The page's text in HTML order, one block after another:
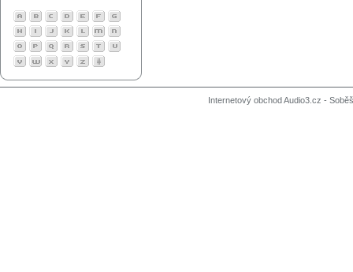
Internetový obchod Audio3.cz -